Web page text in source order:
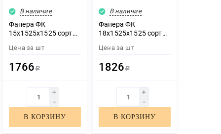
В наличие
Фанера ФК
15х1525х1525 сорт
Цена за шт
1766 Р
В КОРЗИНУ
В наличие
Фанера ФК
18х1525х1525 сорт
Цена за шт
1826 Р
В КОРЗИНУ